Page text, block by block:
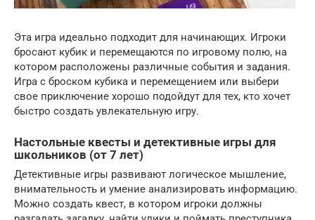
Эта игра идеально подходит для начинающих. Игроки
бросают кубик и перемещаются по игровому полю, на
котором расположены различные события и задания.
Игра с броском кубика и перемещением или выбери
свое приключение хорошо подойдут для тех, кто хочет
быстро создать увлекательную игру.
Настольные квесты и детективные игры для
школьников (от 7 лет)
Детективные игры развивают логическое мышление,
внимательность и умение анализировать информацию.
Можно создать квест, в котором игроки должны